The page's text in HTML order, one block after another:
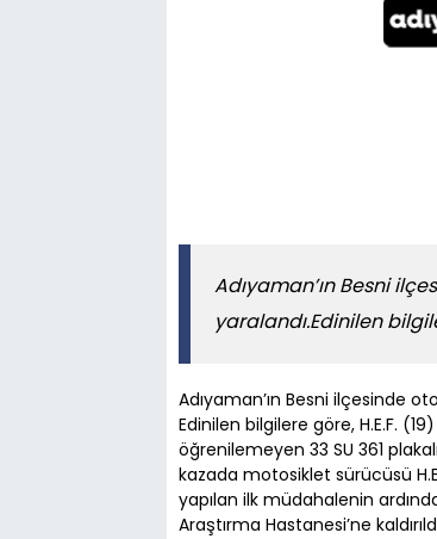
Adıyaman’ın Besni
yaralandı.Edinilen
Adıyaman’ın Besni ilçesinde
Edinilen bilgilere göre, H.E.F.
öğrenilemeyen 33 SU 361
kazada motosiklet sürücüsü
yapılan ilk müdahalenin
Araştırma Hastanesi’ne